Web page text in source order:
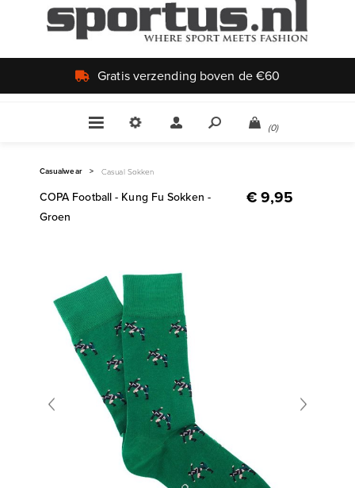
Uniek aanbod
(0)
Casualwear > Casual Sokken
COPA Football - Kung Fu Sokken -
Groen
€ 9,95